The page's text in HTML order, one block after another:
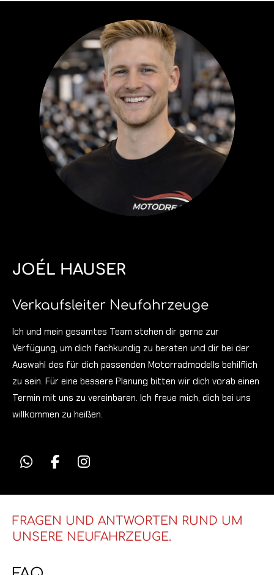
JOÉL HAUSER
Verkaufsleiter Neufahrzeuge
Ich und mein gesamtes Team stehen dir gerne zur
Verfügung, um dich fachkundig zu beraten und dir bei der
Auswahl des für dich passenden Motorradmodells behilflich
zu sein. Für eine bessere Planung bitten wir dich vorab einen
Termin mit uns zu vereinbaren. Ich freue mich, dich bei uns
willkommen zu heißen.
W
a
s
A
F
c
b
o
I
s
a
g
FRAGEN UND ANTWORTEN RUND UM
UNSERE NEUFAHRZEUGE.